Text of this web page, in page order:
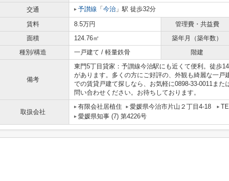
交通
予讃線 「 今治 」駅 徒歩32分
賃料 8.5万円 管理費・共益費
面積
124.76㎡ 築年月（築年数）
種別/構造
一戸建て / 軽量鉄骨 階建
備考
東門5丁目貸家：予讃線今治駅にも近くて便利。徒歩
があります。多くの方にご好評の、外観も綺麗な一戸
での賃貸戸建て探しなら、お気軽に0898-33-0011また
問い合わせください。お待ちしております。
取扱会社
有限会社居植住 愛媛県今治市片山２丁目4-18
愛媛県知事 (7) 第4226号